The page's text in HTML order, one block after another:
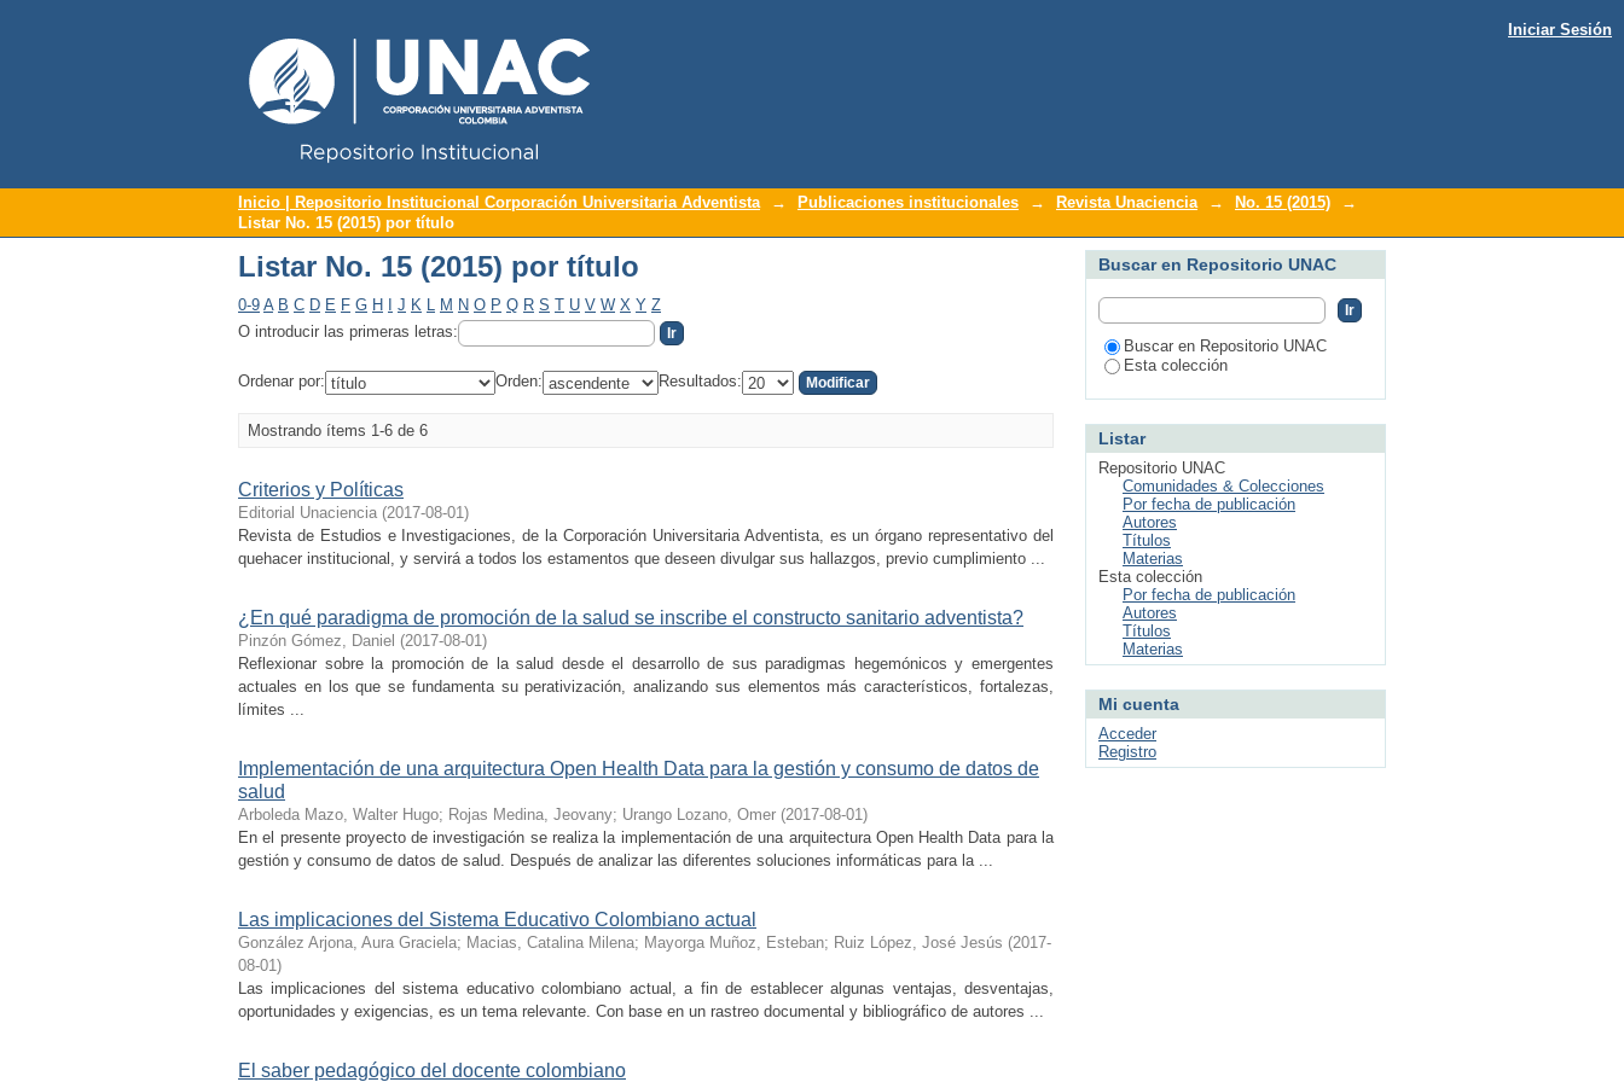
Listar No. 15 (2015) por título
Iniciar Sesión
Inicio | Repositorio Institucional Corporación Universitaria Adventista → Publicaciones institucionales → Revista Unaciencia → No. 15 (2015)
→
Listar No. 15 (2015) por título
Listar No. 15 (2015) por título
0-9 A B C D E F G H J K L M N O P Q R S T U V W X Y Z
O introducir las primeras letras:
Ordenar por: Orden: Resultados:
Mostrando ítems 1-6 de 6
Criterios y Políticas
Editorial Unaciencia (2017-08-01)
Revista de Estudios e Investigaciones, de la Corporación Universitaria Adventista, es un órgano representativo del
quehacer institucional, y servirá a todos los estamentos que deseen divulgar sus hallazgos, previo cumplimiento ...
¿En qué paradigma de promoción de la salud se inscribe el constructo sanitario adventista?
Pinzón Gómez, Daniel (2017-08-01)
Reflexionar sobre la promoción de la salud desde el desarrollo de sus paradigmas hegemónicos y emergentes
actuales en los que se fundamenta su perativización, analizando sus elementos más característicos, fortalezas,
límites ...
Implementación de una arquitectura Open Health Data para la gestión y consumo de datos de
salud
Arboleda Mazo, Walter Hugo; Rojas Medina, Jeovany; Urango Lozano, Omer (2017-08-01)
En el presente proyecto de investigación se realiza la implementación de una arquitectura Open Health Data para la
gestión y consumo de datos de salud. Después de analizar las diferentes soluciones informáticas para la ...
Las implicaciones del Sistema Educativo Colombiano actual
González Arjona, Aura Graciela; Macias, Catalina Milena; Mayorga Muñoz, Esteban; Ruiz López, José Jesús (2017-
08-01)
Las implicaciones del sistema educativo colombiano actual, a fin de establecer algunas ventajas, desventajas,
oportunidades y exigencias, es un tema relevante. Con base en un rastreo documental y bibliográfico de autores ...
El saber pedagógico del docente colombiano
Buscar en Repositorio UNAC
Buscar en Repositorio UNAC
Esta colección
Listar
Repositorio UNAC
Comunidades & Colecciones
Por fecha de publicación
Autores
Títulos
Materias
Esta colección
Por fecha de publicación
Autores
Títulos
Materias
Mi cuenta
Acceder
Registro